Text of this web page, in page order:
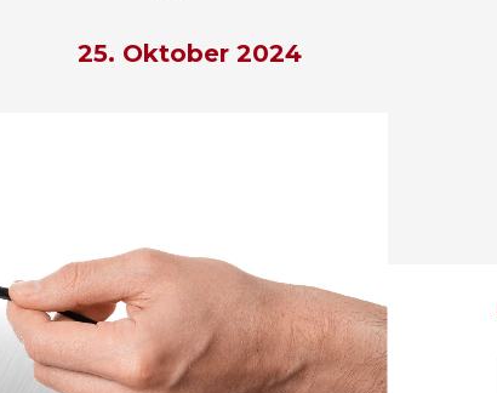
25. Oktober 2024